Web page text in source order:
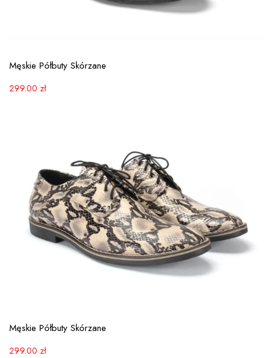
Męskie Półbuty Skórzane
299.00 zł
Męskie Półbuty Skórzane
299.00 zł